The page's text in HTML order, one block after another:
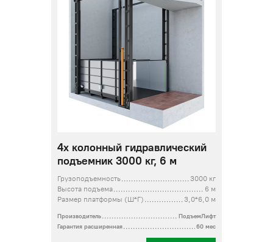
4х колонный гидравлический
подъемник 3000 кг, 6 м
Грузоподъемность
3000 кг
Высота подъема
6 м
Размер платформы (Ш*Г)
3,0*6,0 м
Производитель
ПодъемЛифт
Гарантия расширенная
60 мес